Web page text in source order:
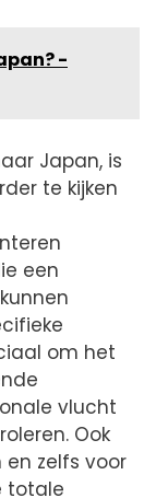
-
Japan, is
te kijken
een
om het
vlucht
Ook
zelfs voor
totale